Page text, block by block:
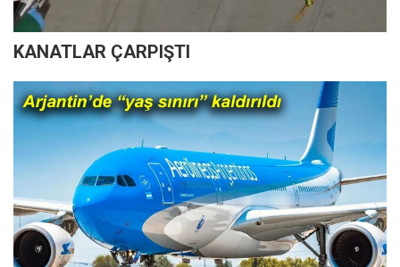
KANATLAR ÇARPIŞTI